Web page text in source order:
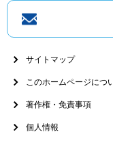
サイトマップ
このホームページにつ
著作権・免責事項
個人情報